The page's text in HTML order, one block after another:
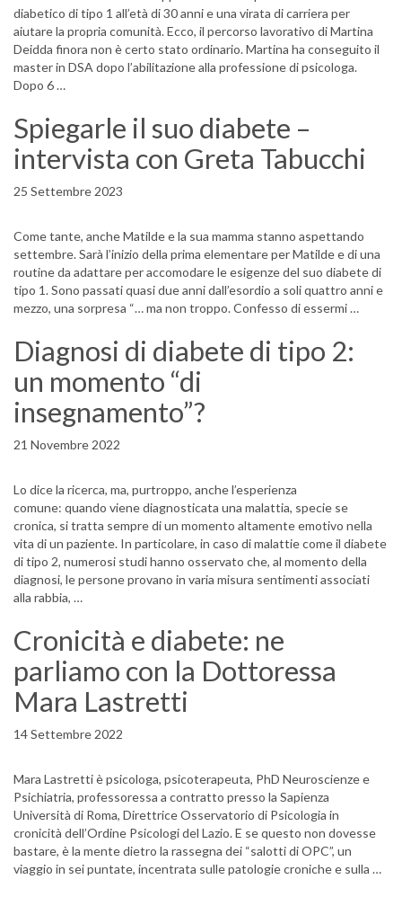
diabetico di tipo 1 all’età di 30 anni e una virata di carriera per
aiutare la propria comunità. Ecco, il percorso lavorativo di Martina
Deidda finora non è certo stato ordinario. Martina ha conseguito il
master in DSA dopo l’abilitazione alla professione di psicologa.
Dopo 6 …
Spiegarle il suo diabete –
intervista con Greta Tabucchi
25 Settembre 2023
Come tante, anche Matilde e la sua mamma stanno aspettando
settembre. Sarà l’inizio della prima elementare per Matilde e di una
routine da adattare per accomodare le esigenze del suo diabete di
tipo 1. Sono passati quasi due anni dall’esordio a soli quattro anni e
mezzo, una sorpresa “… ma non troppo. Confesso di essermi …
Diagnosi di diabete di tipo 2:
un momento “di
insegnamento”?
21 Novembre 2022
Lo dice la ricerca, ma, purtroppo, anche l’esperienza
comune: quando viene diagnosticata una malattia, specie se
cronica, si tratta sempre di un momento altamente emotivo nella
vita di un paziente. In particolare, in caso di malattie come il diabete
di tipo 2, numerosi studi hanno osservato che, al momento della
diagnosi, le persone provano in varia misura sentimenti associati
alla rabbia, …
Cronicità e diabete: ne
parliamo con la Dottoressa
Mara Lastretti
14 Settembre 2022
Mara Lastretti è psicologa, psicoterapeuta, PhD Neuroscienze e
Psichiatria, professoressa a contratto presso la Sapienza
Università di Roma, Direttrice Osservatorio di Psicologia in
cronicità dell’Ordine Psicologi del Lazio. E se questo non dovesse
bastare, è la mente dietro la rassegna dei “salotti di OPC”, un
viaggio in sei puntate, incentrata sulle patologie croniche e sulla …